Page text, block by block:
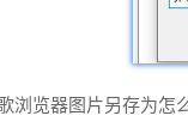
浏览器图片另存为怎